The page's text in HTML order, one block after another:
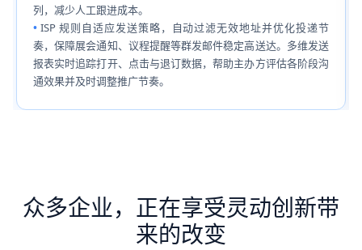
列，减少人工跟进成本。
ISP 规则自适应发送策略，自动过滤无效地址并优化投递节
奏，保障展会通知、议程提醒等群发邮件稳定高送达。多维发送
报表实时追踪打开、点击与退订数据，帮助主办方评估各阶段沟
通效果并及时调整推广节奏。
众多企业，正在享受灵动创新带
来的改变